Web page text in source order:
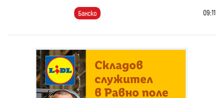
Банско 09:11